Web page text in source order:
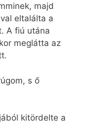
majd
eltalálta a
A fiú utána
meglátta az
s ő
kitördelte a